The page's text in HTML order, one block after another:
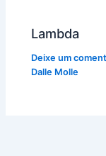
Lambda
Deixe um
Dalle Molle